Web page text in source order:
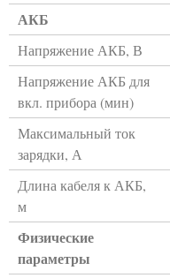
АКБ
Напряжение АКБ, В
Напряжение АКБ для
вкл. прибора (мин)
Максимальный ток
зарядки, А
Длина кабеля к АКБ,
м
Физические
параметры